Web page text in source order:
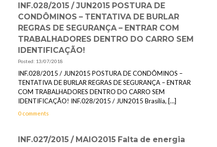
INF.028/2015 / JUN2015 POSTURA DE
CONDÔMINOS – TENTATIVA DE BURLAR
REGRAS DE SEGURANÇA – ENTRAR COM
TRABALHADORES DENTRO DO CARRO SEM
IDENTIFICAÇÃO!
Posted: 13/07/2018
INF.028/2015 / JUN2015 POSTURA DE CONDÔMINOS –
TENTATIVA DE BURLAR REGRAS DE SEGURANÇA – ENTRAR
COM TRABALHADORES DENTRO DO CARRO SEM
IDENTIFICAÇÃO! INF.028/2015 / JUN2015 Brasília, […]
0 comments
INF.027/2015 / MAIO2015 Falta de energia